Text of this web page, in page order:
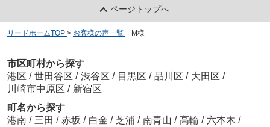
ページトップへ
リードホームTOP > お客様の声一覧 M様
市区町村から探す
港区 / 世田谷区 / 渋谷区 / 目黒区 / 品川区 / 大田区 /
川崎市中原区 / 新宿区
町名から探す
港南 / 三田 / 赤坂 / 白金 / 芝浦 / 南青山 / 高輪 / 六本木 /